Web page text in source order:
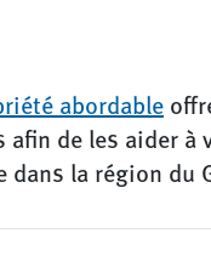
abordable
de les aider à
la région du